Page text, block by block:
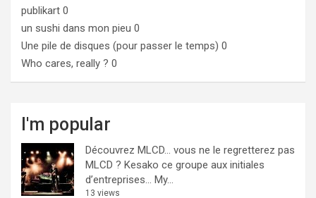
publikart 0
un sushi dans mon pieu 0
Une pile de disques (pour passer le temps) 0
Who cares, really ? 0
I'm popular
Découvrez MLCD… vous ne le regretterez pas
MLCD ? Kesako ce groupe aux initiales
d’entreprises… My...
13 views